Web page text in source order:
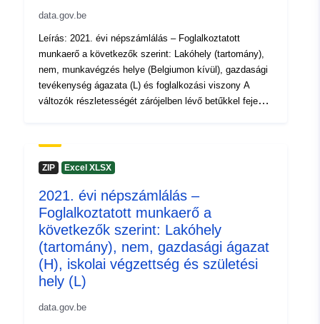
nyilvántartás:
Térbeli: Koordináták: [ [ 2.54, 51.51 ],
[ 6.41, 51.51 ], [ 6.41, 49.49 ],
Azonosítók: NodeID5645
uriRef: http://data.europa.eu/88u/dataset/
Hozzáférési
jogosultságok:
public
Lefedett időszak:
data.gov.be
Leírás: 2021. évi népszámlálás – Foglalkoztatott
munkaerő a következők szerint: Lakóhely (tartomány),
nem, munkavégzés helye (Belgiumon kívül), gazdasági
tevékenység ágazata (L) és foglalkozási viszony A
változók részletességét zárójelben lévő betűkkel fejezik
Metaadatok: Változók, (EU) 2017/543 európai
végrehajtási rendelet, 763/2008/EK rendelet További
népszámlálásról
ZIP Excel XLSX
2021. évi népszámlálás –
Foglalkoztatott munkaerő a
következők szerint: Lakóhely
(tartomány), nem, gazdasági ágazat
(H), iskolai végzettség és születési
hely (L)
data.gov.be